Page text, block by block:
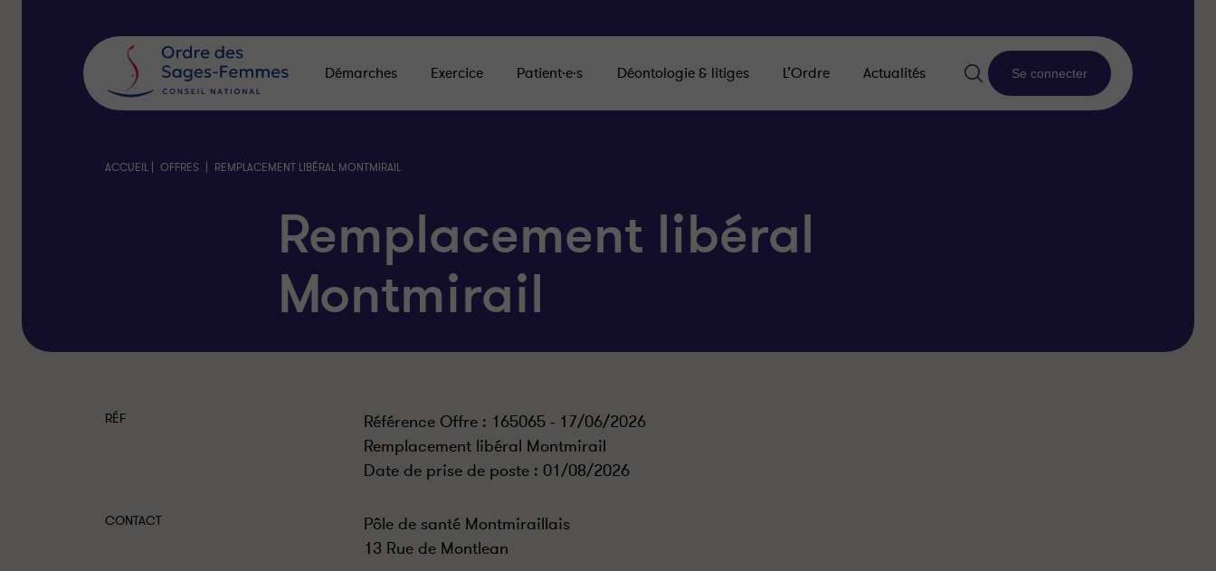
Démarches Exercice Patient·e·s Déontologie & litiges L’Ordre Actualités Se connecter
ACCUEIL | OFFRES | REMPLACEMENT LIBÉRAL MONTMIRAIL
Remplacement libéral
Montmirail
RÉF
Référence Offre : 165065 - 17/06/2026
Remplacement libéral Montmirail
Date de prise de poste : 01/08/2026
CONTACT
Pôle de santé Montmiraillais
13 Rue de Montlean